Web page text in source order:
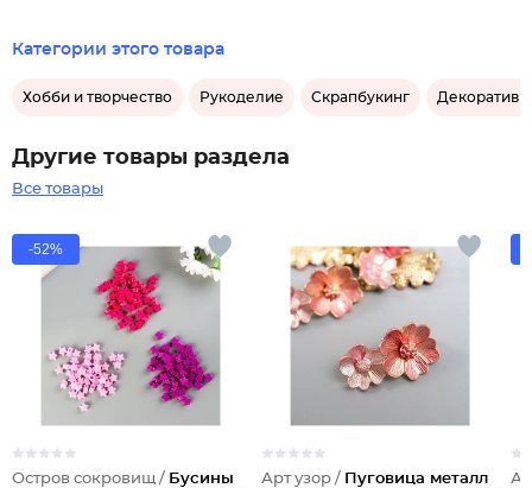
Категории этого товара
Хобби и творчество Рукоделие Скрапбукинг
Другие товары раздела
Все товары
-52%
Остров сокровищ / Бусины
Арт узор / Пуговица металл